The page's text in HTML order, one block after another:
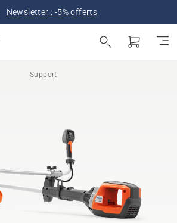
Newsletter : -5% offerts
Support